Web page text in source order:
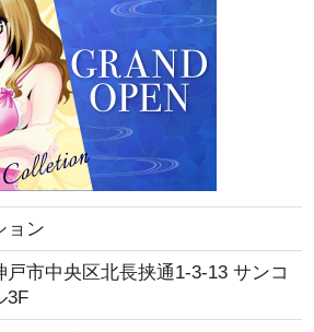
ョン
戸市中央区北長挟通1-3-13 サンコ
3F